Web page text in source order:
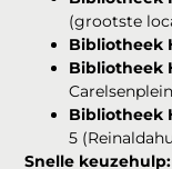
(grootste
Bibliotheek
Bibliotheek
Bibliotheek
5
Snelle keuzehulp: